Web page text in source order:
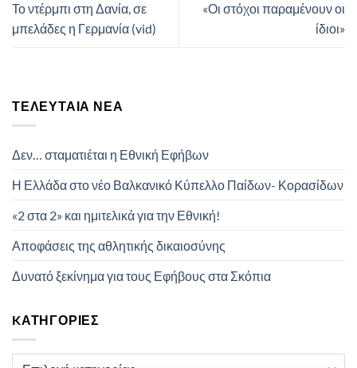
Το ντέρμπι στη Δανία, σε
μπελάδες η Γερμανία (vid)
«Οι στόχοι παραμένουν οι
ίδιοι»
ΤΕΛΕΥΤΑΊΑ ΝΈΑ
Δεν… σταματιέται η Εθνική Εφήβων
Η Ελλάδα στο νέο Βαλκανικό Κύπελλο Παίδων- Κορασίδων
«2 στα 2» και ημιτελικά για την Εθνική!
Αποφάσεις της αθλητικής δικαιοσύνης
Δυνατό ξεκίνημα για τους Εφήβους στα Σκόπια
KΑΤΗΓΟΡΊΕΣ
Kατηγορίες